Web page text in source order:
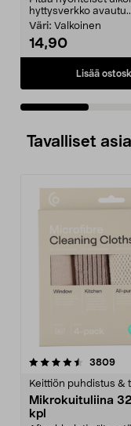
hyttysverkko
Väri: Valkoinen
14,90
Lisää
Tavalliset
3809
Keittiön puhdistus &
Mikrokuituliina
kpl
4.5viidestä